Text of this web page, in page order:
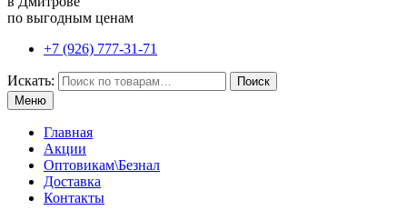
по выгодным ценам
+7 (926) 777-31-71
Искать:
Поиск
Меню
Главная
Акции
Оптовикам\Безнал
Доставка
Контакты